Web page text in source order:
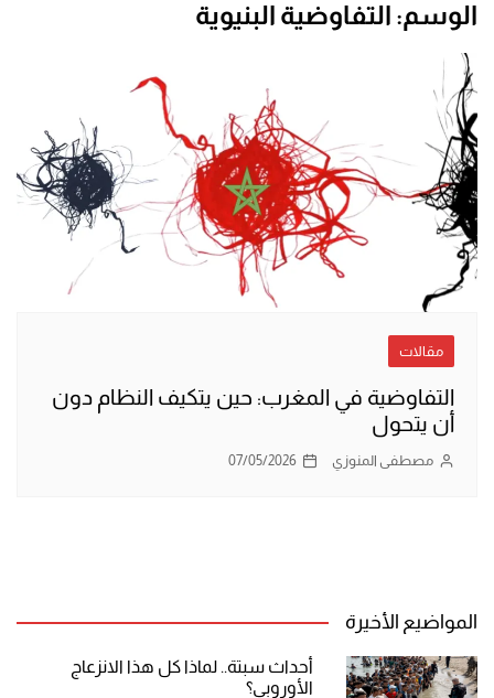
الوسم: التفاوضية البنيوية
مقالات
التفاوضية في المغرب: حين يتكيف النظام دون
أن يتحول
مصطفى المنوزي 07/05/2026
المواضيع الأخيرة
أحداث سبتة.. لماذا كل هذا الانزعاج
الأوروبي؟